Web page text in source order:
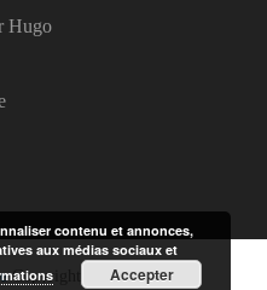
Hugo
Copyright © 2026.
contenu et annonces,
aux médias sociaux et
Accepter